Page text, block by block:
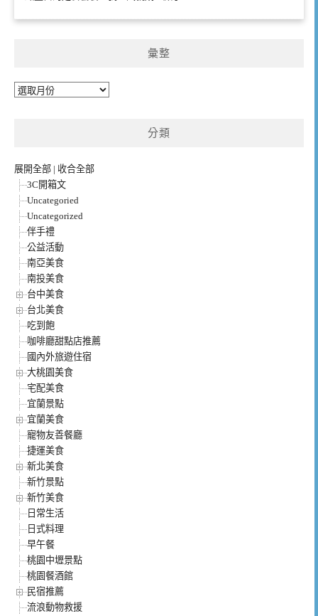
彙整
彙
分類
展開全部 | 收合全部
3C開箱文
Uncategoried
Uncategorized
伴手禮
公益活動
南亞美食
南投美食
台中美食
台北美食
吃到飽
咖啡廳甜點店推薦
國內外旅遊住宿
大桃園美食
宅配美食
宜蘭景點
宜蘭美食
寵物友善餐廳
捷運美食
新北美食
新竹景點
新竹美食
日常生活
日式料理
早午餐
桃園中壢景點
桃園餐酒館
民宿推薦
流浪動物救援